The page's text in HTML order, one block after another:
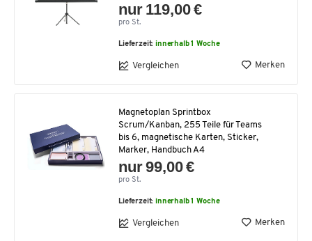
nur 119,00 €
pro St.
Lieferzeit:innerhalb 1 Woche
Vergleichen Merken
Magnetoplan Sprintbox
Scrum/Kanban, 255 Teile für Teams
bis 6, magnetische Karten, Sticker,
Marker, Handbuch A4
nur 99,00 €
pro St.
Lieferzeit:innerhalb 1 Woche
Vergleichen Merken